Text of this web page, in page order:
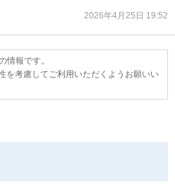
2026年4月25日 19:52
情報です。
を考慮してご利用いただくようお願いい